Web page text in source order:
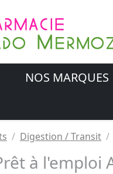
NOS MARQUES
Digestion / Transit
à